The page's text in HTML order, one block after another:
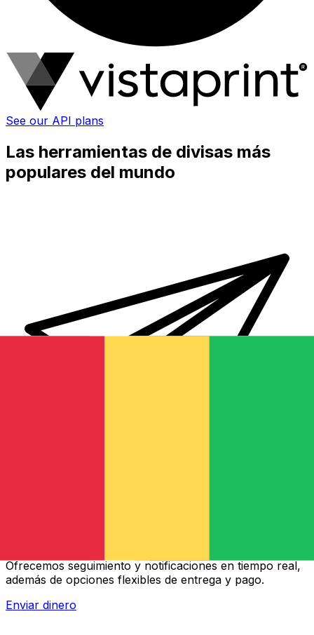
See our API plans
Las herramientas de divisas más
populares del mundo
Ofrecemos seguimiento y notificaciones en tiempo real,
además de opciones flexibles de entrega y pago.
Enviar dinero